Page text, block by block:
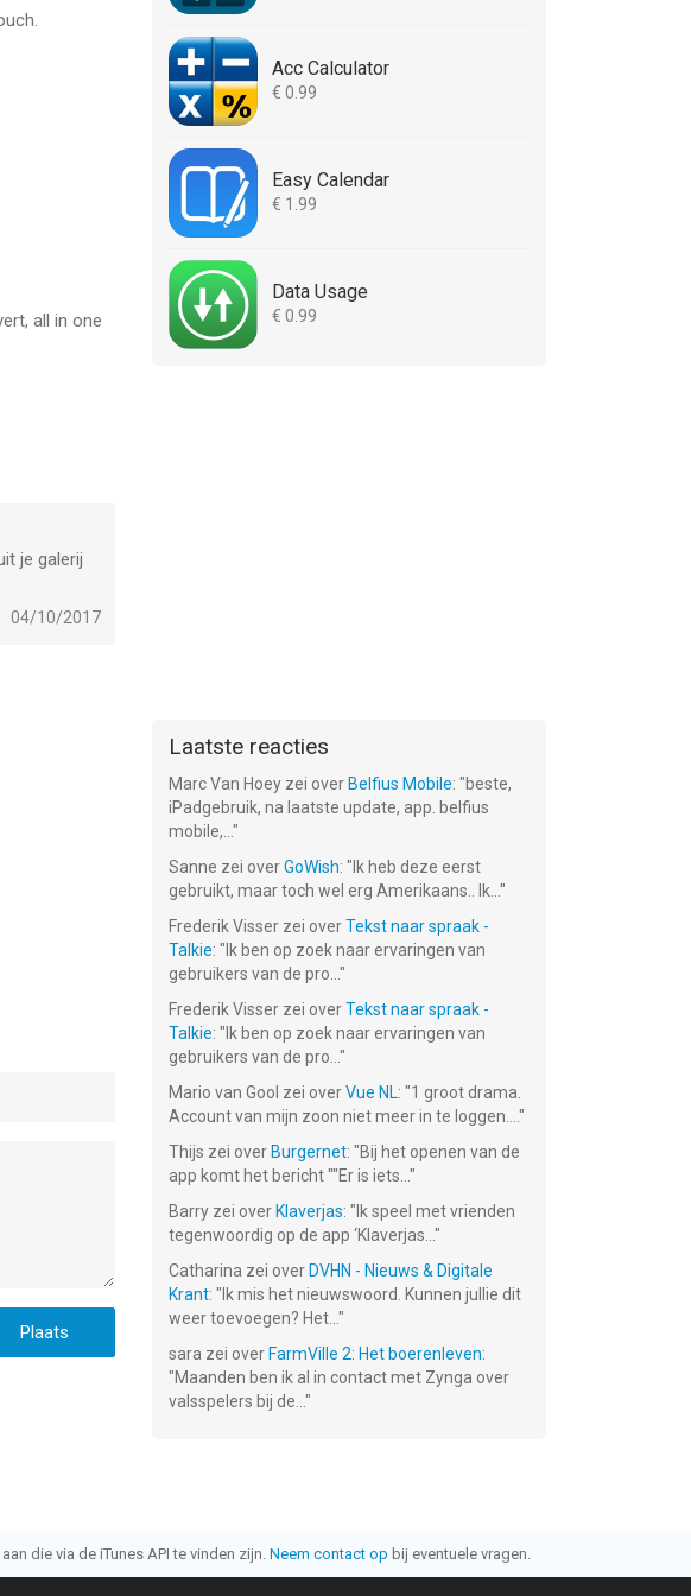
all in one
je galerij
04/10/2017
Acc Calculator
€ 0.99
Easy Calendar
€ 1.99
Data Usage
€ 0.99
Laatste reacties
Marc Van Hoey zei over Belfius Mobile: "beste,
iPadgebruik, na laatste update, app. belfius
mobile,... "
Sanne zei overGoWish: " Ik heb deze eerst
gebruikt, maar toch wel erg Amerikaans.. Ik... "
Frederik Visser zei overTekst naar spraak -
Talkie: " Ik ben op zoek naar ervaringen van
gebruikers van de pro... "
Frederik Visser zei overTekst naar spraak -
Talkie: " Ik ben op zoek naar ervaringen van
gebruikers van de pro... "
Mario van Gool zei overVue NL: "1 groot drama.
Account van mijn zoon niet meer in te loggen.... "
Thijs zei over Burgernet: "Bij het openen van de
app komt het bericht ""Er is iets... "
Barry zei over Klaverjas: " Ik speel met vrienden
tegenwoordig op de app ‘Klaverjas... "
Catharina zei over DVHN - Nieuws & Digitale
Krant: " Ik mis het nieuwswoord. Kunnen jullie dit
weer toevoegen? Het... "
sara zei over FarmVille 2: Het boerenleven:
"Maanden ben ik al in contact met Zynga over
valsspelers bij de... "
die via de iTunes API te vinden zijn. Neem contact op bij eventuele vragen.